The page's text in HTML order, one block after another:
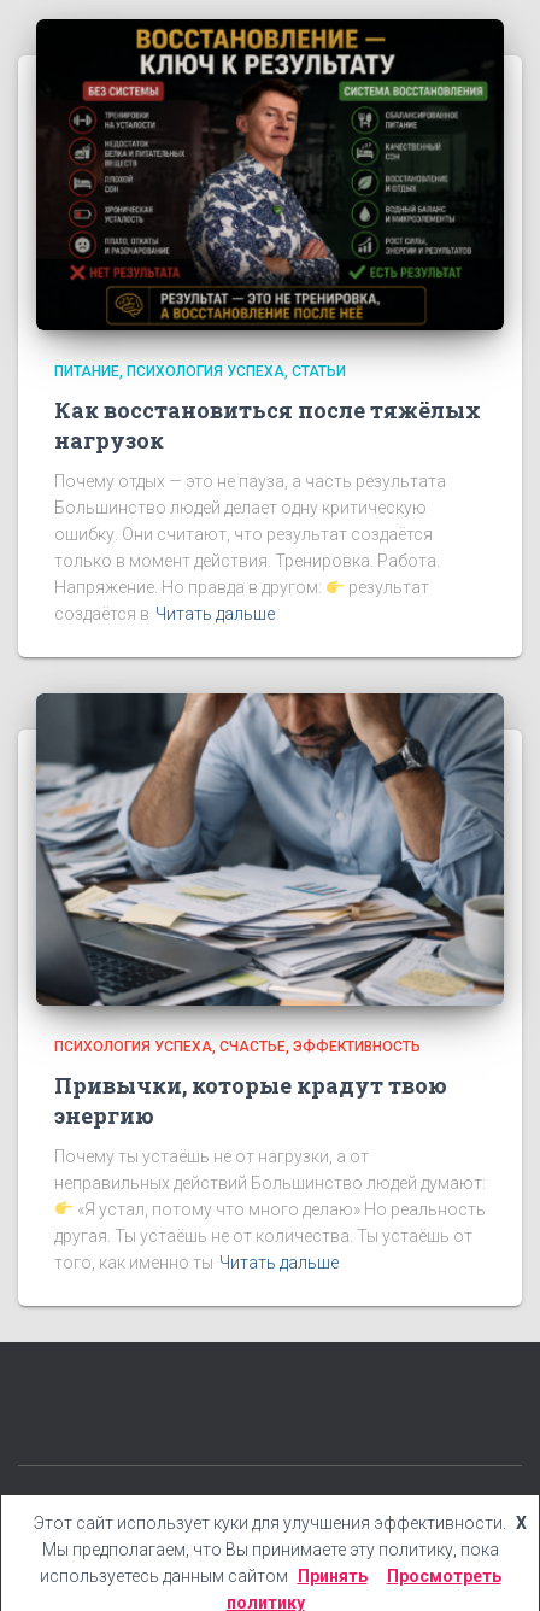
ПИТАНИЕ ПСИХОЛОГИЯ УСПЕХА СТАТЬИ
Как восстановиться после тяжёлых
нагрузок
Почему отдых — это не пауза, а часть результата
Большинство людей делает одну критическую
ошибку. Они считают, что результат создаётся
только в момент действия. Тренировка. Работа.
Напряжение. Но правда в другом:
результат
создаётся в Читать дальше
ПСИХОЛОГИЯ УСПЕХА СЧАСТЬЕ ЭФФЕКТИВНОСТЬ
Привычки, которые крадут твою
энергию
Почему ты устаёшь не от нагрузки, а от
неправильных действий Большинство людей думают:
«Я устал, потому что много делаю» Но реальность
другая. Ты устаёшь не от количества. Ты устаёшь от
того, как именно ты Читать дальше
КАТЕГОРИИ БЛОГ БОНУСЫ КНИГИ YOUTUBE
Hestia | РазработаноThemeIsle
Этот сайт использует куки для улучшения эффективности.
Мы предполагаем, что Вы принимаете эту политику, пока
используетесь данным сайтом
X
Принять
Просмотреть
политику